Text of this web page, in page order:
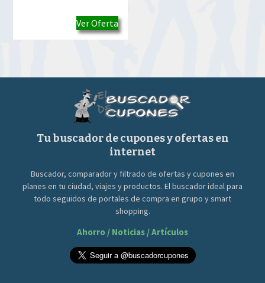
original
era:
actual
es:
Ver Oferta
Tu buscador de cupones y ofertas en
internet
Buscador, comparador y filtrado de ofertas y cupones en
planes en tu ciudad, viajes y productos. El buscador ideal para
todo seguidos de portales de compra en grupo y smart
shopping.
Ahorro / Noticias / Artículos